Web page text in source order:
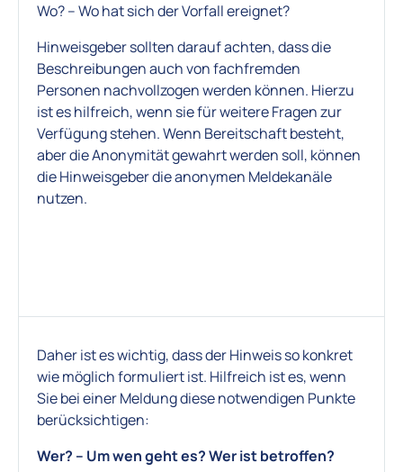
Wo? – Wo hat sich der Vorfall ereignet?
Hinweisgeber sollten darauf achten, dass die
Beschreibungen auch von fachfremden
Personen nachvollzogen werden können. Hierzu
ist es hilfreich, wenn sie für weitere Fragen zur
Verfügung stehen. Wenn Bereitschaft besteht,
aber die Anonymität gewahrt werden soll, können
die Hinweisgeber die anonymen Meldekanäle
nutzen.
Daher ist es wichtig, dass der Hinweis so konkret
wie möglich formuliert ist. Hilfreich ist es, wenn
Sie bei einer Meldung diese notwendigen Punkte
berücksichtigen:
Wer? – Um wen geht es? Wer ist betroffen?